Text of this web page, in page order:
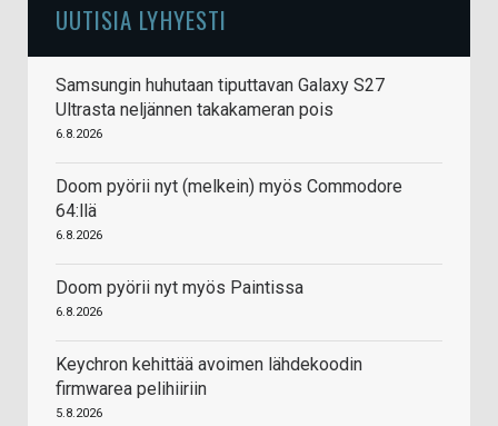
UUTISIA LYHYESTI
Samsungin huhutaan tiputtavan Galaxy S27
Ultrasta neljännen takakameran pois
6.8.2026
Doom pyörii nyt (melkein) myös Commodore
64:llä
6.8.2026
Doom pyörii nyt myös Paintissa
6.8.2026
Keychron kehittää avoimen lähdekoodin
firmwarea pelihiiriin
5.8.2026